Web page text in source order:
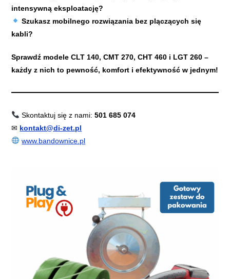
intensywną eksploatację?
Szukasz mobilnego rozwiązania bez plączących się
kabli?
Sprawdź modele CLT 140, CMT 270, CHT 460 i LGT 260 –
każdy z nich to pewność, komfort i efektywność w jednym!
Skontaktuj się z nami:501 685 074
✉ kontakt@di-zet.pl
www.bandownice.pl